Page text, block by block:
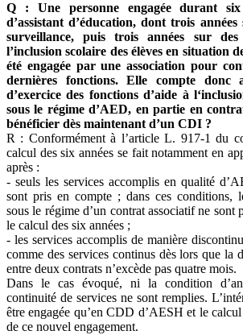
Q : Une personne engagée durant
d’assistant d’éducation, dont trois
surveillance, puis trois années sur
l’inclusion scolaire des élèves en situation
été engagée par une association pour
dernières fonctions. Elle compte donc
d’exercice des fonctions d’aide à
sous le régime d’AED, en partie en
bénéficier dès maintenant d’un CDI ?
R : Conformément à l’article L. 917-1 du
calcul des six années se fait notamment en
après :
- seuls les services accomplis en qualité
sont pris en compte ; dans ces conditions,
sous le régime d’un contrat associatif ne sont
le calcul des six années ;
- les services accomplis de manière
comme des services continus dès lors que la
entre deux contrats n’excède pas quatre mois.
Dans le cas évoqué, ni la condition
continuité de services ne sont remplies.
être engagée qu’en CDD d’AESH et le
de ce nouvel engagement.